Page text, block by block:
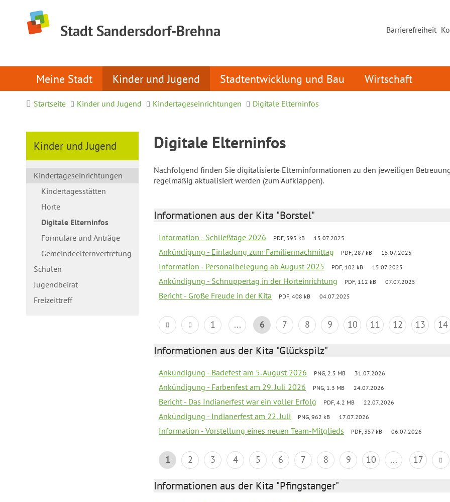
Stadt Sandersdorf-Brehna Barrierefreiheit
Meine Stadt Kinder und Jugend Stadtentwicklung und Bau Wirtschaft
Startseite Kinder und Jugend Kindertageseinrichtungen Digitale Elterninfos
Kinder und Jugend
Kindertageseinrichtungen
Kindertagesstätten
Horte
Digitale Elterninfos
Formulare und Anträge
Gemeindeelternvertretung
Schulen
Jugendbeirat
Freizeittreff
Digitale Elterninfos
Nachfolgend finden Sie digitalisierte Elterninformationen zu den jeweiligen
regelmäßig aktualisiert werden (zum Aufklappen).
Informationen aus der Kita "Borstel"
Information - Schließtage 2026 PDF, 593 kB 15.07.2025
Ankündigung - Einladung zum Familiennachmittag PDF, 287 kB 15.07.2025
Information - Personalbelegung ab August 2025 PDF, 102 kB 15.07.2025
Ankündigung - Schnuppertag in der Horteinrichtung PDF, 112 kB 07.07.2025
Bericht - Große Freude in der Kita PDF, 408 kB 04.07.2025
1 ... 6 7 8 9 10 11 12 13 14
Informationen aus der Kita "Glückspilz"
Ankündigung - Badefest am 5. August 2026 PNG, 2.5 MB 31.07.2026
Ankündigung - Farbenfest am 29. Juli 2026 PNG, 1.3 MB 24.07.2026
Bericht - Das Indianerfest war ein voller Erfolg PDF, 4.2 MB 22.07.2026
Ankündigung - Indianerfest am 22. Juli PNG, 962 kB 17.07.2026
Information - Vorstellung eines neuen Team-Mitglieds PDF, 357 kB 06.07.2026
1 2 3 4 5 6 7 8 9 10 ... 17
Informationen aus der Kita "Pfingstanger"